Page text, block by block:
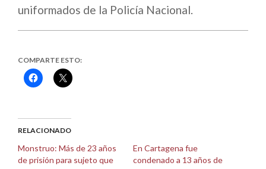
uniformados de la Policía Nacional.
COMPARTE ESTO:
Haz
clic
(Se
abre
una
ventana
nueva)
Haz
clic
(Se
abre
una
ventana
nueva)
RELACIONADO
Monstruo: Más de 23 años
de prisión para sujeto que
En Cartagena fue
condenado a 13 años de